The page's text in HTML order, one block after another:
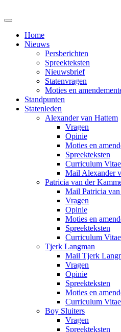
Home
Nieuws
Persberichten
Spreekteksten
Nieuwsbrief
Statenvragen
Moties en
Standpunten
Statenleden
Alexander van Hattem
Vragen
Opinie
Moties en
Spreekteksten
Curriculum Vitae
Mail Alexander
Patricia van der
Mail Patricia
Vragen
Opinie
Moties en
Spreekteksten
Curriculum Vitae
Tjerk Langman
Mail Tjerk
Vragen
Opinie
Spreekteksten
Moties en
Curriculum Vitae
Boy Sluiters
Vragen
Spreekteksten